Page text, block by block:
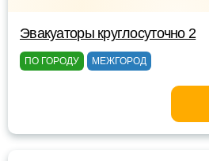
Эвакуаторы круглосуточно 2
ПО ГОРОДУ МЕЖГОРОД